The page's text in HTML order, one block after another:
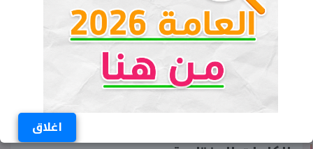
اغلاق
شعبة علوم الحاسب: وتبلغ
المصروفات في هذه الشعبة 5563
اقرأ المزيد:
موعد تقديم معهد ضباط
الصف المعلمين 2022 دفعة 162 والشروط
المطلوبة